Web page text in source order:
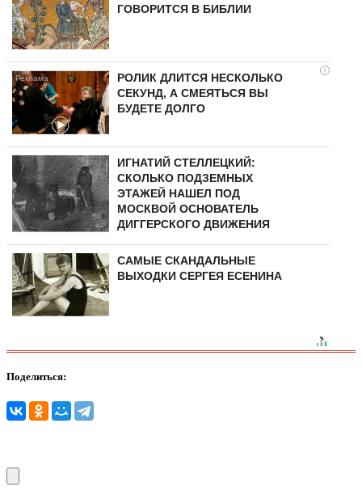
ГОВОРИТСЯ В БИБЛИИ
i
РОЛИК ДЛИТСЯ НЕСКОЛЬКО
СЕКУНД, А СМЕЯТЬСЯ ВЫ
БУДЕТЕ ДОЛГО
ИГНАТИЙ СТЕЛЛЕЦКИЙ:
СКОЛЬКО ПОДЗЕМНЫХ
ЭТАЖЕЙ НАШЕЛ ПОД
МОСКВОЙ ОСНОВАТЕЛЬ
ДИГГЕРСКОГО ДВИЖЕНИЯ
САМЫЕ СКАНДАЛЬНЫЕ
ВЫХОДКИ СЕРГЕЯ ЕСЕНИНА
Поделиться: